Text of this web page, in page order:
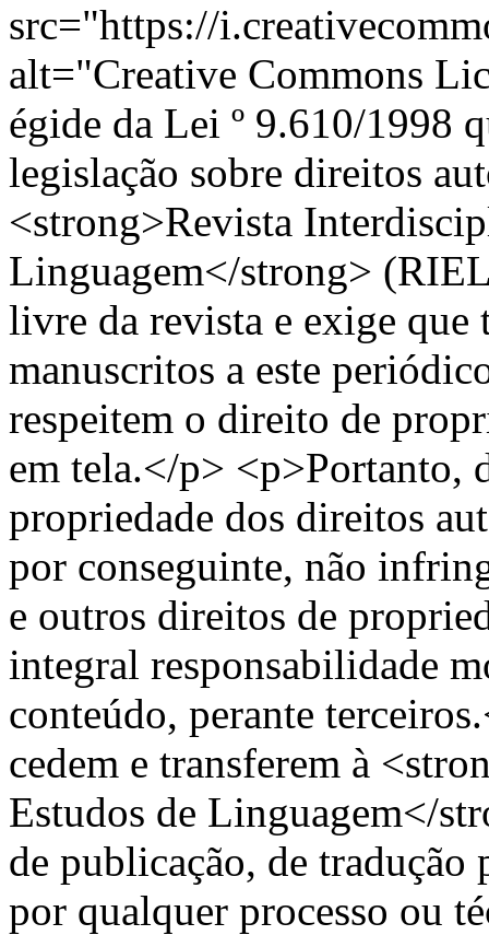
src="https://
alt="Creative Commons
égide da Lei º 9.610/1998
legislação sobre direitos
<strong>Revista
Linguagem</strong>
livre da revista e exige que
manuscritos a este
respeitem o direito de
em tela.</p> <p>Portanto,
propriedade dos direitos
por conseguinte, não
e outros direitos de
integral responsabilidade
conteúdo, perante
cedem e transferem à
Estudos de Linguagem</
de publicação, de tradução
por qualquer processo ou